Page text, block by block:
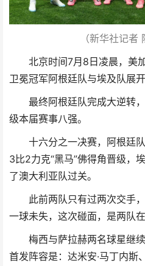
（新华社记者
北京时间7月8日凌晨，美
卫冕冠军阿根廷队与埃及队展开
最终阿根廷队完成大逆转
级本届赛事八强。
十六分之一决赛，阿根廷
3比2力克“黑马”佛得角晋级，
了澳大利亚队过关。
此前两队只有过两次交手
一球未失，这次碰面，是两队
梅西与萨拉赫两名球星继
首发阵容是：达米安·马丁内斯